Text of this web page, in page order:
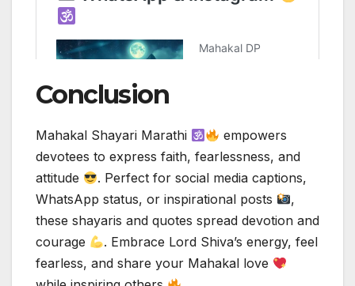
Conclusion
Mahakal Shayari Marathi
empowers
devotees to express faith, fearlessness, and
attitude
. Perfect for social media captions,
WhatsApp status, or inspirational posts
,
these shayaris and quotes spread devotion and
courage
. Embrace Lord Shiva’s energy, feel
fearless, and share your Mahakal love